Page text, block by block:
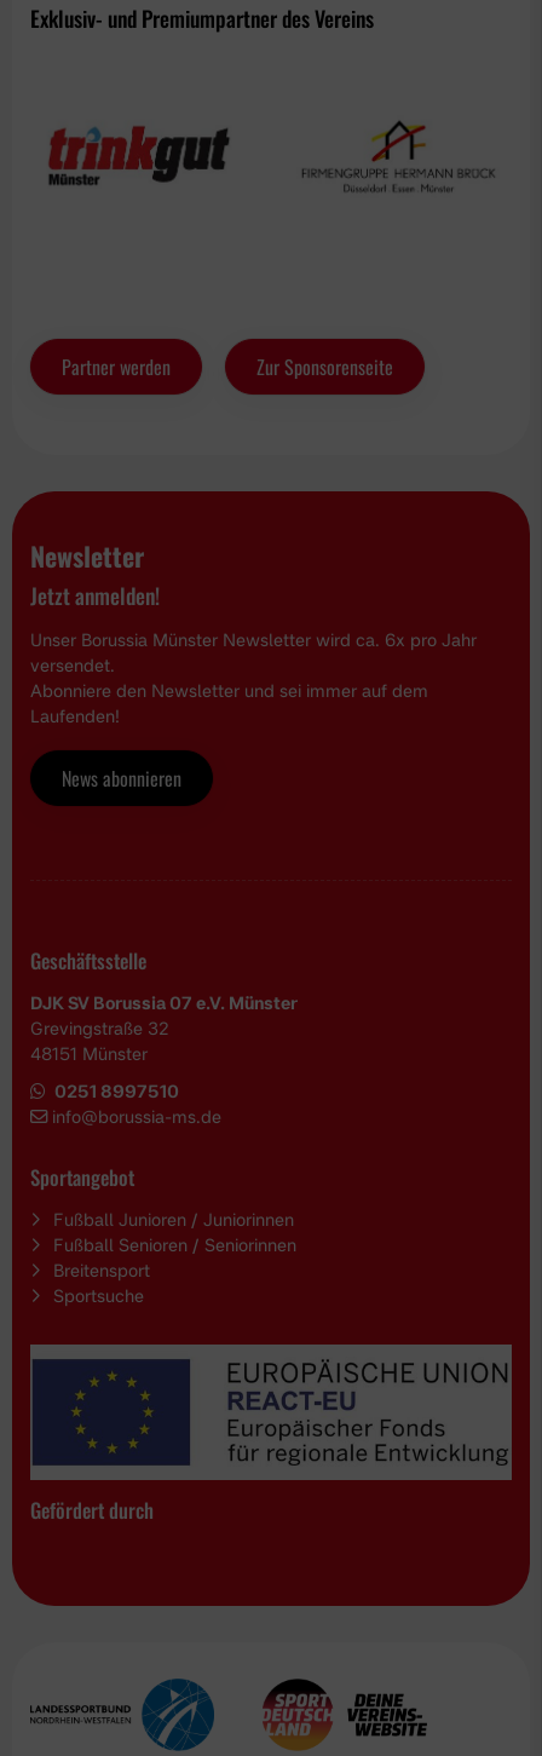
Exklusiv- und Premiumpartner des Vereins
Partner werden Zur Sponsorenseite
Newsletter
Jetzt anmelden!
Unser Borussia Münster Newsletter wird ca. 6x pro Jahr
versendet.
Abonniere den Newsletter und sei immer auf dem
Laufenden!
News abonnieren
Geschäftsstelle
DJK SV Borussia 07 e.V. Münster
Grevingstraße 32
48151 Münster
0251 8997510
info@borussia-ms.de
Sportangebot
Fußball Junioren / Juniorinnen
Fußball Senioren / Seniorinnen
Breitensport
Sportsuche
Gefördert durch